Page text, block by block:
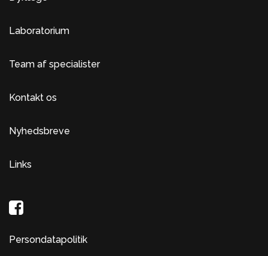
Laboratorium
Team af specialister
Kontakt os
Nyhedsbreve
Links
Persondatapolitik